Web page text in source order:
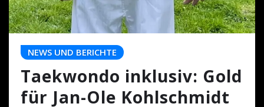
NEWS UND BERICHTE
Taekwondo inklusiv: Gold
für Jan-Ole Kohlschmidt